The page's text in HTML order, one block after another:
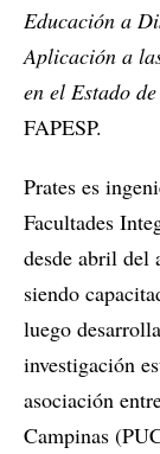
Educación a
Aplicación a
en el Estado
FAPESP.
Prates es
Facultades
desde abril del
siendo
luego
investigación
asociación
Campinas